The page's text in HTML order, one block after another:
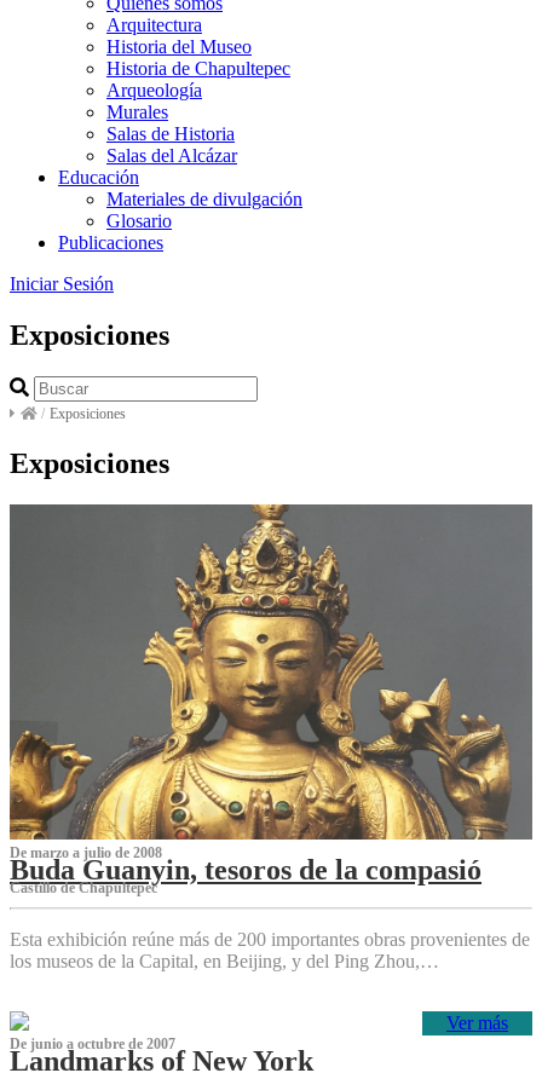
Arquitectura
Historia del Museo
Historia de Chapultepec
Arqueología
Murales
Salas de Historia
Salas del Alcázar
Educación
Materiales de divulgación
Glosario
Publicaciones
Iniciar Sesión
Exposiciones
/ Exposiciones
Exposiciones
De marzo a julio de 2008
Buda Guanyin, tesoros de la compasió
Castillo de Chapultepec
Esta exhibición reúne más de 200 importantes obras provenientes de
los museos de la Capital, en Beijing, y del Ping Zhou,…
Ver más
De junio a octubre de 2007
Landmarks of New York